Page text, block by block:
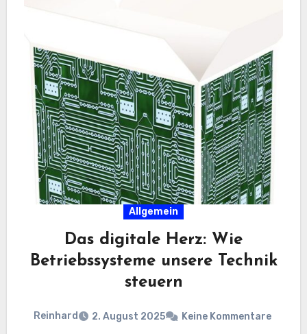
Allgemein
Das digitale Herz: Wie
Betriebssysteme unsere Technik
steuern
Reinhard 2. August 2025 Keine Kommentare